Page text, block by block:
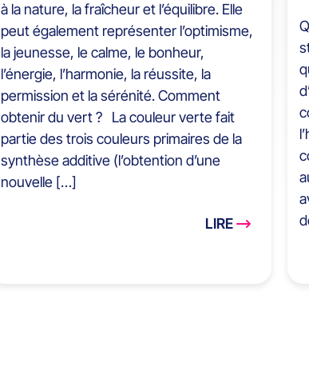
à la nature, la fraîcheur et l’équilibre. Elle
peut également représenter l’optimisme,
la jeunesse, le calme, le bonheur,
l’énergie, l’harmonie, la réussite, la
permission et la sérénité. Comment
obtenir du vert ? La couleur verte fait
partie des trois couleurs primaires de la
synthèse additive (l’obtention d’une
nouvelle […]
LIRE